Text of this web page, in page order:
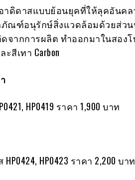
าดิดาสแบบย้อนยุคที่ให้ลุคอันค
ณฑ์อนุรักษ์สิ่งแวดล้อมด้วยส่วน
จากการผลิต ทำออกมาในสอง
สีเทา Carbon
HP0419 ราคา 1,900 บาท
ส HP0424, HP0423 ราคา 2,200 บาท